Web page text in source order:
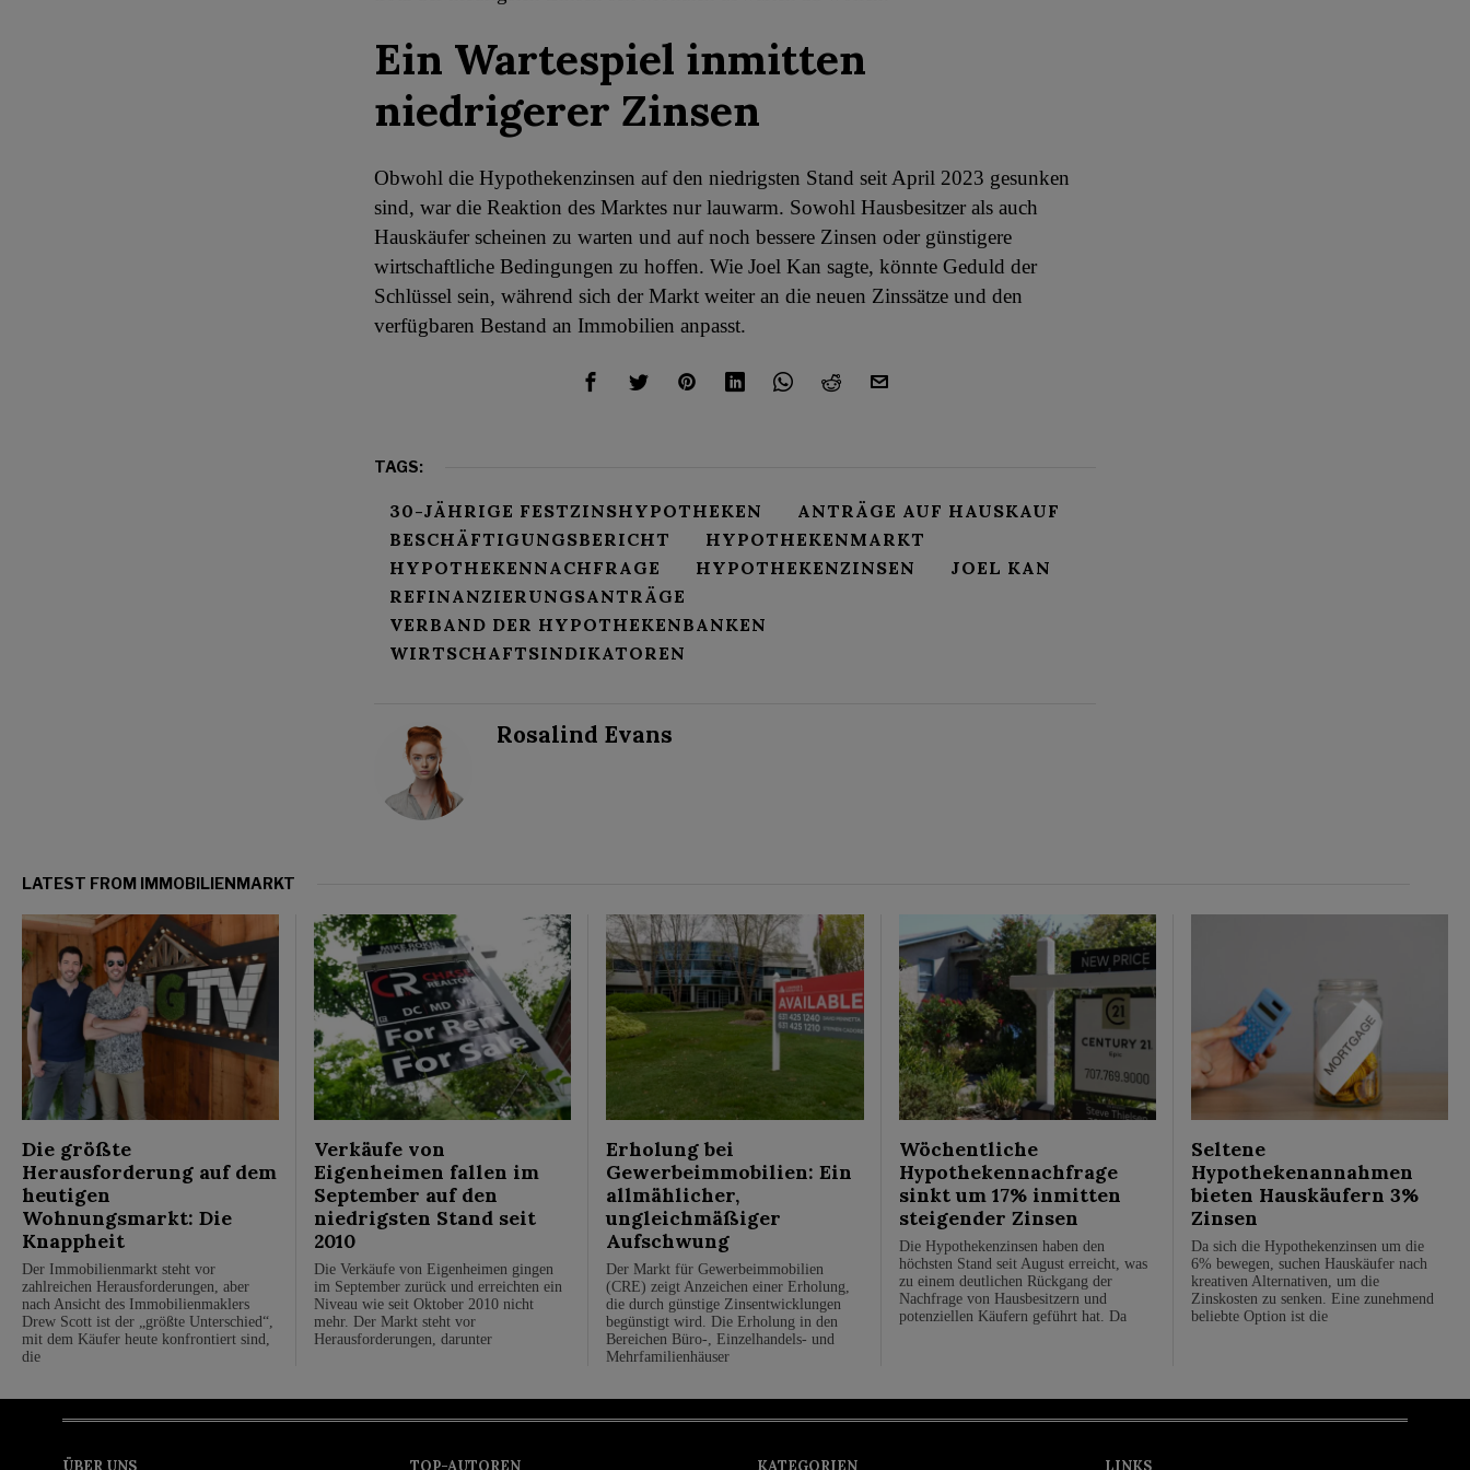
Ein Wartespiel inmitten
niedrigerer Zinsen
Obwohl die Hypothekenzinsen auf den niedrigsten Stand seit April 2023 gesunken
sind, war die Reaktion des Marktes nur lauwarm. Sowohl Hausbesitzer als auch
Hauskäufer scheinen zu warten und auf noch bessere Zinsen oder günstigere
wirtschaftliche Bedingungen zu hoffen. Wie Joel Kan sagte, könnte Geduld der
Schlüssel sein, während sich der Markt weiter an die neuen Zinssätze und den
verfügbaren Bestand an Immobilien anpasst.
TAGS:
30-JÄHRIGE FESTZINSHYPOTHEKEN
ANTRÄGE AUF HAUSKAUF
BESCHÄFTIGUNGSBERICHT
HYPOTHEKENMARKT
HYPOTHEKENNACHFRAGE
HYPOTHEKENZINSEN
JOEL KAN
REFINANZIERUNGSANTRÄGE
VERBAND DER HYPOTHEKENBANKEN
WIRTSCHAFTSINDIKATOREN
Rosalind Evans
LATEST FROM IMMOBILIENMARKT
Die größte
Herausforderung auf dem
heutigen
Wohnungsmarkt: Die
Knappheit
Der Immobilienmarkt steht vor
zahlreichen Herausforderungen, aber
nach Ansicht des Immobilienmaklers
Drew Scott ist der „größte Unterschied“,
mit dem Käufer heute konfrontiert sind,
die
Verkäufe von
Eigenheimen fallen im
September auf den
niedrigsten Stand seit
2010
Die Verkäufe von Eigenheimen gingen
im September zurück und erreichten ein
Niveau wie seit Oktober 2010 nicht
mehr. Der Markt steht vor
Herausforderungen, darunter
Erholung bei
Gewerbeimmobilien: Ein
allmählicher,
ungleichmäßiger
Aufschwung
Der Markt für Gewerbeimmobilien
(CRE) zeigt Anzeichen einer Erholung,
die durch günstige Zinsentwicklungen
begünstigt wird. Die Erholung in den
Bereichen Büro-, Einzelhandels- und
Mehrfamilienhäuser
Wöchentliche
Hypothekennachfrage
sinkt um 17% inmitten
steigender Zinsen
Die Hypothekenzinsen haben den
höchsten Stand seit August erreicht, was
zu einem deutlichen Rückgang der
Nachfrage von Hausbesitzern und
potenziellen Käufern geführt hat. Da
Seltene
Hypothekenannahmen
bieten Hauskäufern 3%
Zinsen
Da sich die Hypothekenzinsen um die
6% bewegen, suchen Hauskäufer nach
kreativen Alternativen, um die
Zinskosten zu senken. Eine zunehmend
beliebte Option ist die
ÜBER UNS TOP-AUTOREN KATEGORIEN LINKS